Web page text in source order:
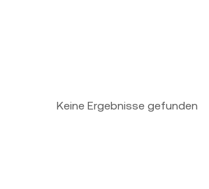
Keine Ergebnisse gefunden